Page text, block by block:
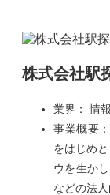
株式会社駅
業界： 情
事業概要
をはじめ
ウを生か
などの法